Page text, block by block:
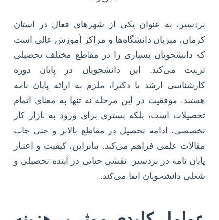
بردسیر، به عنوان یکی از شهرهای فعال در استان
کرمان، میزبان دانشگاه‌ها و مراکز آموزش عالی است
که دانشجویان بسیاری را در مقاطع مختلف تحصیلی
تربیت می‌کند. این دانشجویان در پایان دوره
کارشناسی ارشد یا دکترا، ملزم به ارائه پایان نامه
هستند. موفقیت در این مرحله نه تنها به معنای اتمام
تحصیلات است، بلکه بستری برای ورود به بازار کار
تخصصی، ادامه تحصیل در مقاطع بالاتر و حتی چاپ
مقالات علمی فراهم می‌کند. بنابراین، کیفیت و اعتبار
پایان نامه در بردسیر، نقشی حیاتی در آینده تحصیلی و
شغلی دانشجویان ایفا می‌کند.